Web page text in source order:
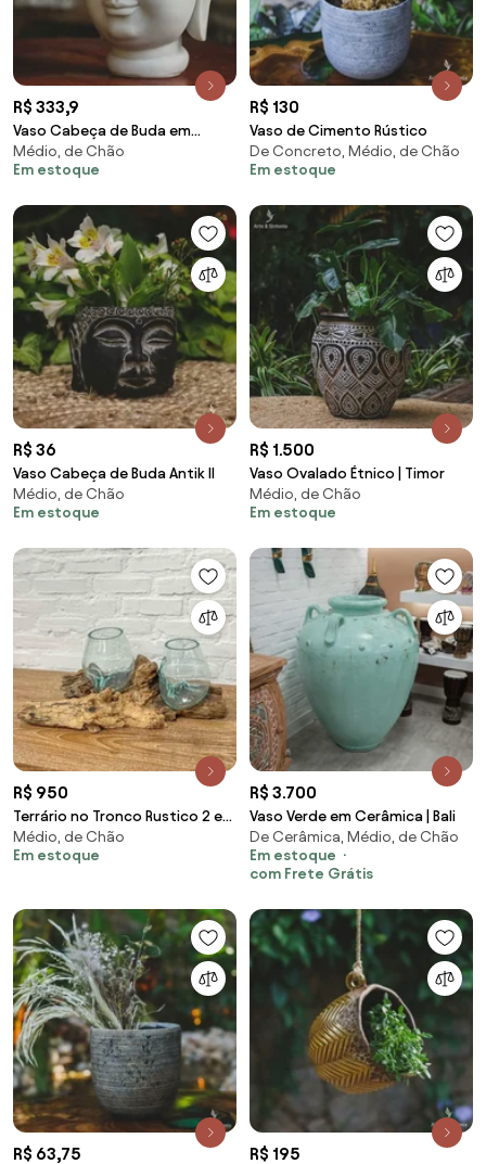
R$ 333,9
Vaso Cabeça de Buda em
Marmorite
Médio, de Chão
Em estoque
R$ 130
Vaso de Cimento Rústico
De Concreto, Médio, de Chão
Em estoque
R$ 36
Vaso Cabeça de Buda Antik II
Médio, de Chão
Em estoque
R$ 1.500
Vaso Ovalado Étnico | Timor
Médio, de Chão
Em estoque
R$ 950
Terrário no Tronco Rustico 2 em
1 | 15cm
Médio, de Chão
Em estoque
R$ 3.700
Vaso Verde em Cerâmica | Bali
De Cerâmica, Médio, de Chão
Em estoque
com Frete Grátis
R$ 63,75 R$ 195